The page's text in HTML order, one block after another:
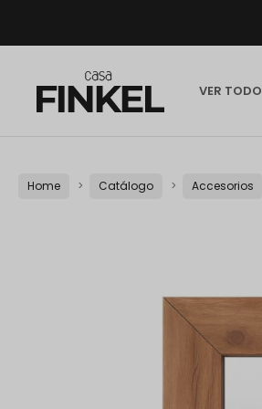
VER TODO
Home Catálogo Accesorios